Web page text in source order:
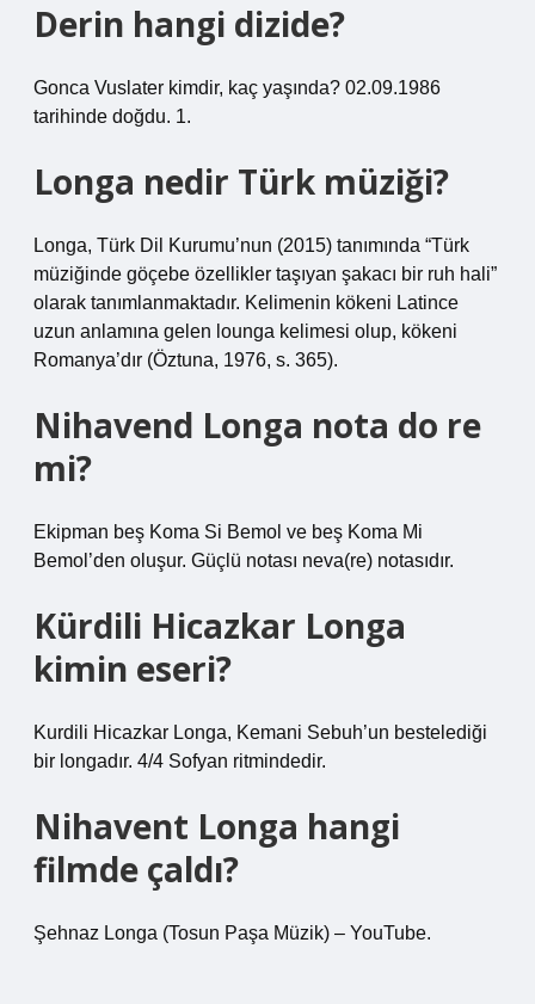
Derin hangi dizide?
Gonca Vuslater kimdir, kaç yaşında? 02.09.1986
tarihinde doğdu. 1.
Longa nedir Türk müziği?
Longa, Türk Dil Kurumu’nun (2015) tanımında “Türk
müziğinde göçebe özellikler taşıyan şakacı bir ruh hali”
olarak tanımlanmaktadır. Kelimenin kökeni Latince
uzun anlamına gelen lounga kelimesi olup, kökeni
Romanya’dır (Öztuna, 1976, s. 365).
Nihavend Longa nota do re
mi?
Ekipman beş Koma Si Bemol ve beş Koma Mi
Bemol’den oluşur. Güçlü notası neva(re) notasıdır.
Kürdili Hicazkar Longa
kimin eseri?
Kurdili Hicazkar Longa, Kemani Sebuh’un bestelediği
bir longadır. 4/4 Sofyan ritmindedir.
Nihavent Longa hangi
filmde çaldı?
Şehnaz Longa (Tosun Paşa Müzik) – YouTube.